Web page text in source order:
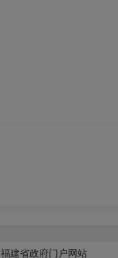
福建省政府门户网站